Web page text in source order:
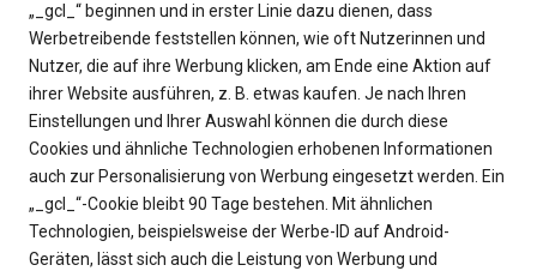
„_gcl_“ beginnen und in erster Linie dazu dienen, dass
Werbetreibende feststellen können, wie oft Nutzerinnen und
Nutzer, die auf ihre Werbung klicken, am Ende eine Aktion auf
ihrer Website ausführen, z. B. etwas kaufen. Je nach Ihren
Einstellungen und Ihrer Auswahl können die durch diese
Cookies und ähnliche Technologien erhobenen Informationen
auch zur Personalisierung von Werbung eingesetzt werden. Ein
„_gcl_“-Cookie bleibt 90 Tage bestehen. Mit ähnlichen
Technologien, beispielsweise der Werbe-ID auf Android-
Geräten, lässt sich auch die Leistung von Werbung und